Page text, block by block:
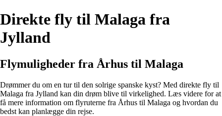
Direkte fly til Malaga fra
Jylland
Flymuligheder fra Århus til Malaga
Drømmer du om en tur til den solrige spanske kyst? Med direkte fly til
Malaga fra Jylland kan din drøm blive til virkelighed. Læs videre for at
få mere information om flyruterne fra Århus til Malaga og hvordan du
bedst kan planlægge din rejse.